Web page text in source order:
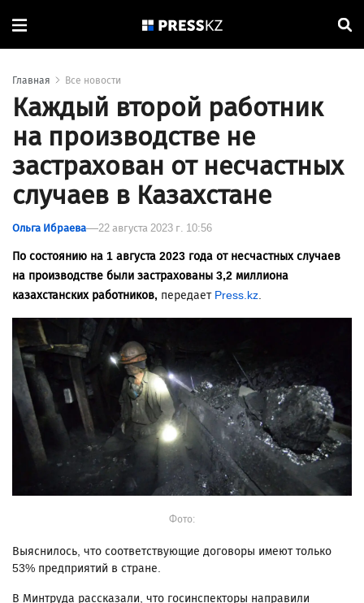
Главная Все новости
Каждый второй работник
на производстве не
застрахован от несчастных
случаев в Казахстане
Ольга Ибраева 22 августа 2023 г. 10:56
По состоянию на 1 августа 2023 года от несчастных случаев
на производстве были застрахованы 3,2 миллиона
казахстанских работников, передает Press.kz.
Фото:
Выяснилось, что соответствующие договоры имеют только
53% предприятий в стране.
В Минтруда рассказали, что госинспекторы направили